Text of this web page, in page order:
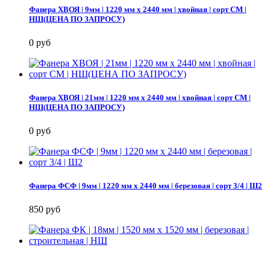
Фанера ХВОЯ | 9мм | 1220 мм х 2440 мм | хвойная | сорт СМ |
НШ(ЦЕНА ПО ЗАПРОСУ)
0 руб
Фанера ХВОЯ | 21мм | 1220 мм х 2440 мм | хвойная | сорт СМ |
НШ(ЦЕНА ПО ЗАПРОСУ)
0 руб
Фанера ФСФ | 9мм | 1220 мм х 2440 мм | березовая | сорт 3/4 | Ш2
850 руб